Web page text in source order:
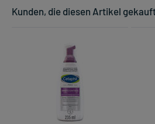
Kunden, die diesen Artikel